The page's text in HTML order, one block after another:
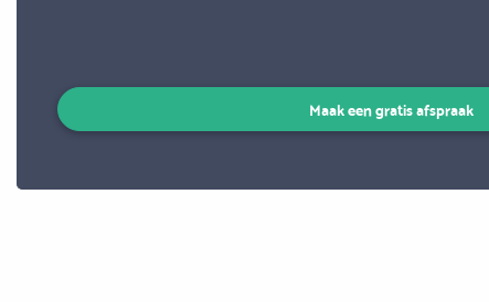
Maak een gratis afspraak